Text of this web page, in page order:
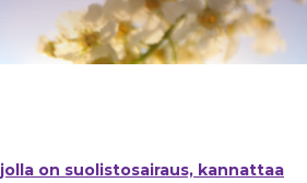
on suolistosairaus, kannattaa